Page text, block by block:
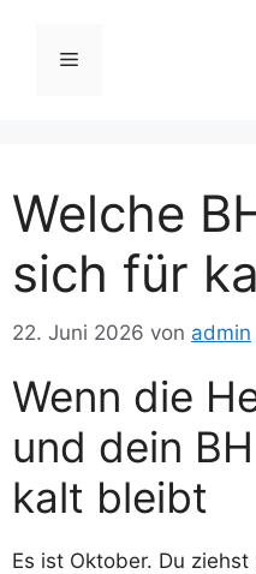
springen
Menü
Welche
sich für
22. Juni 2026 von admin
Wenn die
und dein
kalt bleibt
Es ist Oktober. Du